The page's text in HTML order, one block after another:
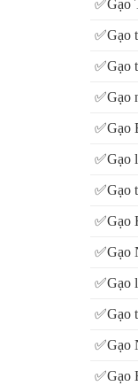
Là
Đặc
- Được
- Được
- Gạo
✅Gạo
✅Gạo
✅Gạo
✅Gạo
✅Gạo
✅Gạo
✅Gạo
✅Gạo
✅Gạo
✅Gạo
✅Gạo
✅Gạo
✅Gạo